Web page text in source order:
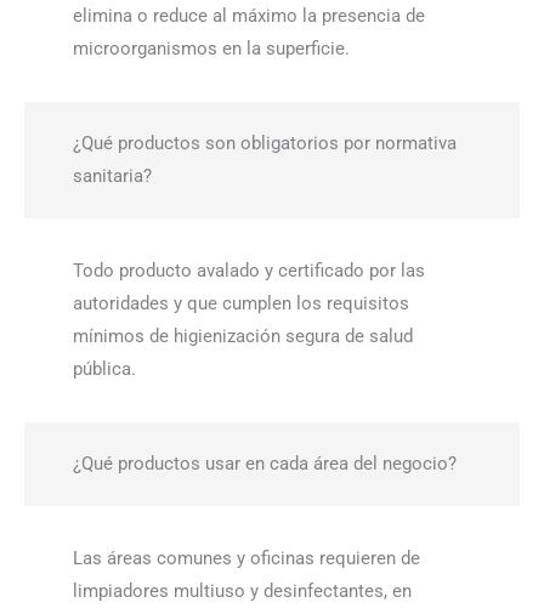
elimina o reduce al máximo la presencia de
microorganismos en la superficie.
¿Qué productos son obligatorios por normativa
sanitaria?
Todo producto avalado y certificado por las
autoridades y que cumplen los requisitos
mínimos de higienización segura de salud
pública.
¿Qué productos usar en cada área del negocio?
Las áreas comunes y oficinas requieren de
limpiadores multiuso y desinfectantes, en